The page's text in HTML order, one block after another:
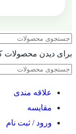
برای دیدن محصولات
علاقه مندی
مقایسه
ورود / ثبت نام